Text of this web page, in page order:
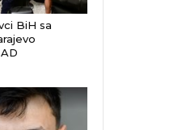
BiH sa